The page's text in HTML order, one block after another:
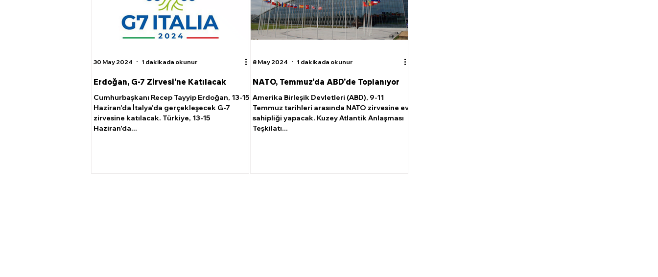
Erdoğan, G-7 Zirvesi'ne Katılacak
Cumhurbaşkanı Recep Tayyip Erdoğan, 13-15
Haziran'da İtalya'da gerçekleşecek G-7
zirvesine katılacak. Türkiye, 13-15
Haziran'da...
30 May 2024 1 dakikada okunur
NATO, Temmuz'da ABD'de Toplanıyor
Amerika Birleşik Devletleri (ABD), 9-11
Temmuz tarihleri arasında NATO zirvesine ev
sahipliği yapacak. Kuzey Atlantik Anlaşması
Teşkilatı...
8 May 2024 1 dakikada okunur